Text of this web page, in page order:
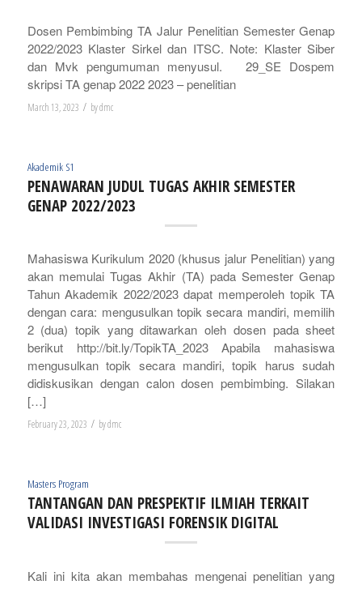
Dosen Pembimbing TA Jalur Penelitian Semester Genap
2022/2023 Klaster Sirkel dan ITSC. Note: Klaster Siber
dan Mvk pengumuman menyusul. 29_SE Dospem
skripsi TA genap 2022 2023 – penelitian
March 13, 2023 / bydmc
Akademik S1
PENAWARAN JUDUL TUGAS AKHIR SEMESTER
GENAP 2022/2023
Mahasiswa Kurikulum 2020 (khusus jalur Penelitian) yang
akan memulai Tugas Akhir (TA) pada Semester Genap
Tahun Akademik 2022/2023 dapat memperoleh topik TA
dengan cara: mengusulkan topik secara mandiri, memilih
2 (dua) topik yang ditawarkan oleh dosen pada sheet
berikut http://bit.ly/TopikTA_2023 Apabila mahasiswa
mengusulkan topik secara mandiri, topik harus sudah
didiskusikan dengan calon dosen pembimbing. Silakan
[…]
February 23, 2023 / bydmc
Masters Program
TANTANGAN DAN PRESPEKTIF ILMIAH TERKAIT
VALIDASI INVESTIGASI FORENSIK DIGITAL
Kali ini kita akan membahas mengenai penelitian yang